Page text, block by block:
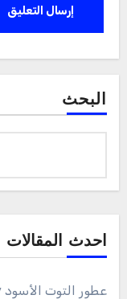
البحث
احدث المقالات
عطور التوت الأسود Blackberry تُرحب بقدوم الخريف